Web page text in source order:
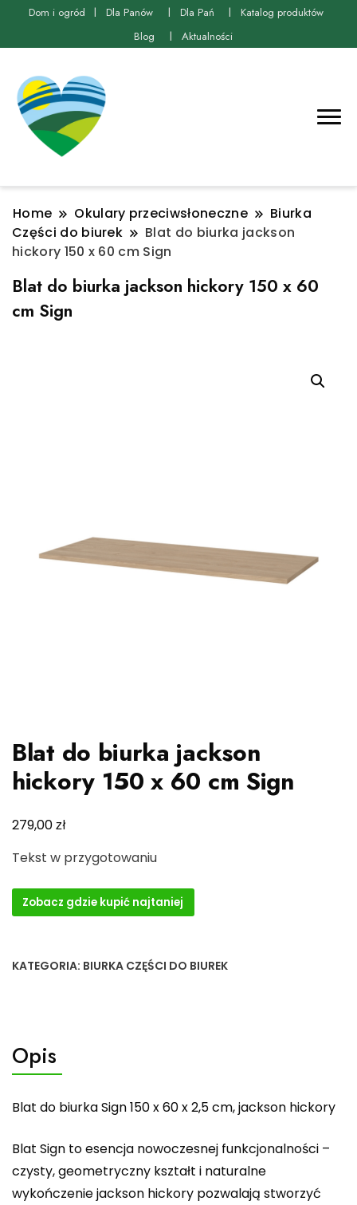
Dom i ogród Dla Panów Dla Pań
Katalog produktów
Blog
Aktualności
Home Okulary przeciwsłoneczne
Biurka
Części do biurek
Blat do biurka jackson
hickory 150 x 60 cm Sign
Blat do biurka jackson hickory 150 x 60
cm Sign
Blat do biurka jackson
hickory 150 x 60 cm Sign
279,00zł
Tekst w przygotowaniu
Zobacz gdzie kupić najtaniej
KATEGORIA: BIURKA CZĘŚCI DO BIUREK
Opis
Blat do biurka Sign 150 x 60 x 2,5 cm, jackson hickory
Blat Sign to esencja nowoczesnej funkcjonalności –
czysty, geometryczny kształt i naturalne
wykończenie jackson hickory pozwalają stworzyć